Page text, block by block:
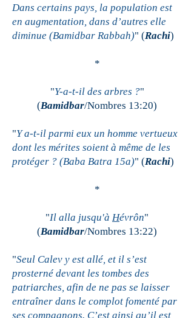
Dans certains pays, la population est
en augmentation, dans d’autres elle
diminue (Bamidbar Rabbah)" (Rachi)
*
"Y-a-t-il des arbres ?"
(Bamidbar/Nombres 13:20)
"Y a-t-il parmi eux un homme vertueux
dont les mérites soient à même de les
protéger ? (Baba Batra 15a)" (Rachi)
*
"Il alla jusqu'à Hévrôn"
(Bamidbar/Nombres 13:22)
"Seul Calev y est allé, et il s’est
prosterné devant les tombes des
patriarches, afin de ne pas se laisser
entraîner dans le complot fomenté par
ses compagnons. C’est ainsi qu’il est